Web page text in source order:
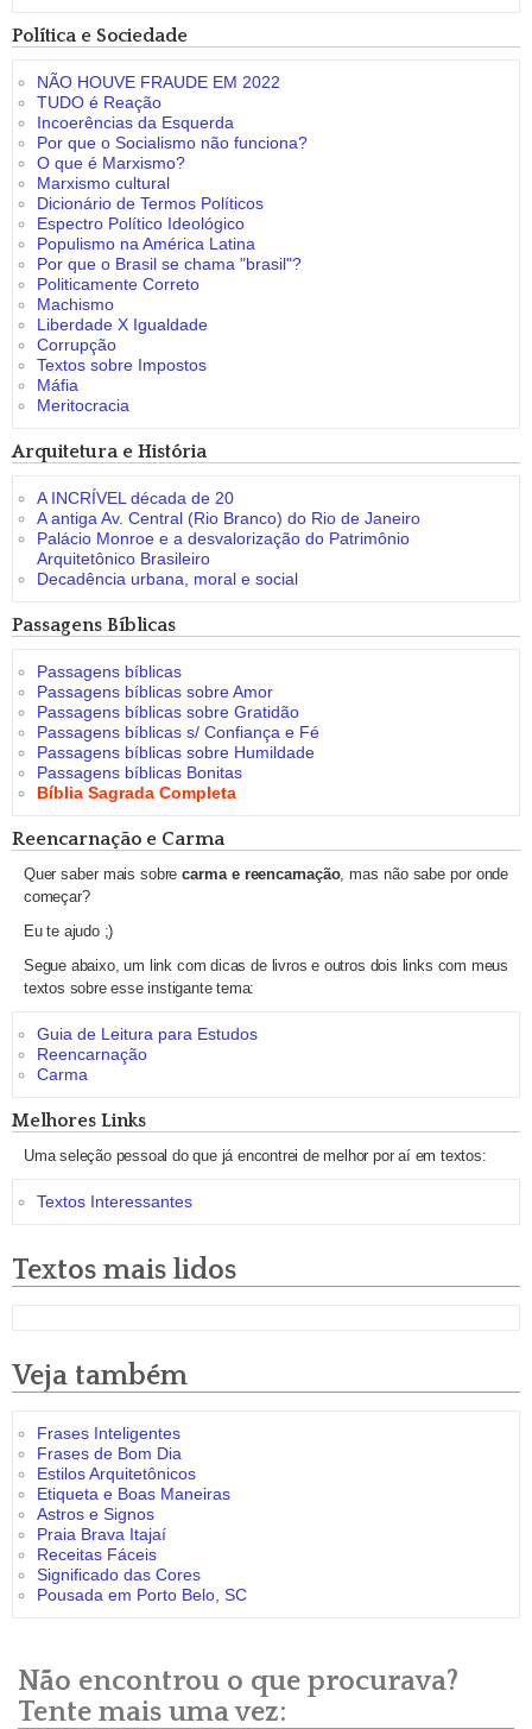
Política e Sociedade
NÃO HOUVE FRAUDE EM 2022
TUDO é Reação
Incoerências da Esquerda
Por que o Socialismo não funciona?
O que é Marxismo?
Marxismo cultural
Dicionário de Termos Políticos
Espectro Político Ideológico
Populismo na América Latina
Por que o Brasil se chama "brasil"?
Politicamente Correto
Machismo
Liberdade X Igualdade
Corrupção
Textos sobre Impostos
Máfia
Meritocracia
Arquitetura e História
A INCRÍVEL década de 20
A antiga Av. Central (Rio Branco) do Rio de Janeiro
Palácio Monroe e a desvalorização do Patrimônio
Arquitetônico Brasileiro
Decadência urbana, moral e social
Passagens Bíblicas
Passagens bíblicas
Passagens bíblicas sobre Amor
Passagens bíblicas sobre Gratidão
Passagens bíblicas s/ Confiança e Fé
Passagens bíblicas sobre Humildade
Passagens bíblicas Bonitas
Bíblia Sagrada Completa
Reencarnação e Carma
Quer saber mais sobrecarma e reencarnação, mas não sabe por onde
começar?
Eu te ajudo ;)
Segue abaixo, um link com dicas de livros e outros dois links com meus
textos sobre esse instigante tema:
Guia de Leitura para Estudos
Reencarnação
Carma
Melhores Links
Uma seleção pessoal do que já encontrei de melhor por aí em textos:
Textos Interessantes
Textos mais lidos
Veja também
Frases Inteligentes
Frases de Bom Dia
Estilos Arquitetônicos
Etiqueta e Boas Maneiras
Astros e Signos
Praia Brava Itajaí
Receitas Fáceis
Significado das Cores
Pousada em Porto Belo, SC
Não encontrou o que procurava?
Tente mais uma vez: